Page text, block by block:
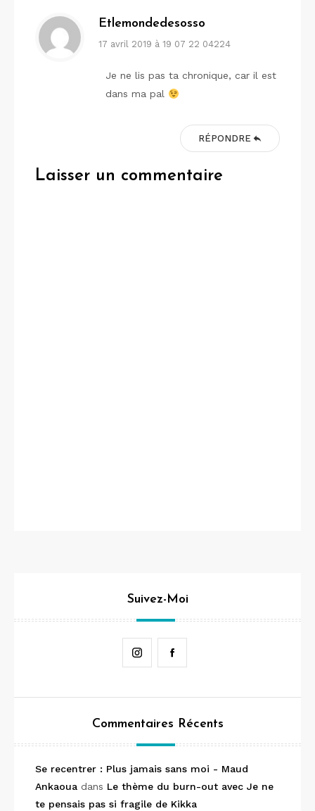
Etlemondedesosso
17 avril 2019 à 19 07 22 04224
Je ne lis pas ta chronique, car il est
dans ma pal
RÉPONDRE
Laisser un commentaire
Suivez-Moi
Instagram
Commentaires Récents
Se recentrer : Plus jamais sans moi - Maud
Ankaoua dans Le thème du burn-out avec Je ne
te pensais pas si fragile de Kikka